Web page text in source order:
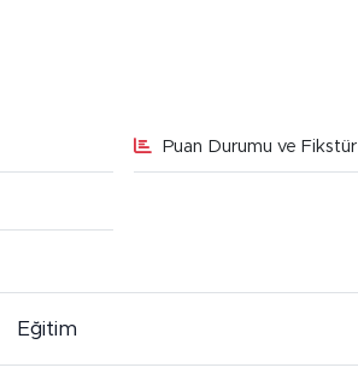
Puan Durumu ve Fikstür
Eğitim